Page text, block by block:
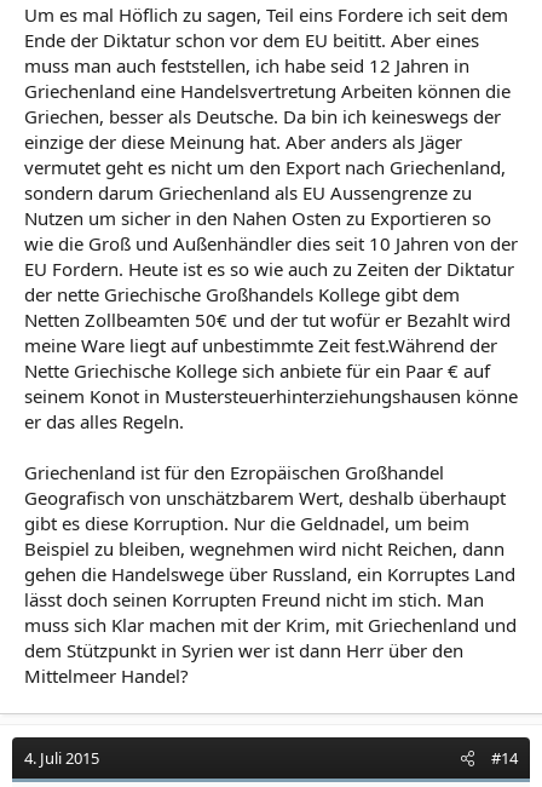
(Und das wäre ein relativ kleines Problem. Wenn die
Drachme wirklich kommt, und dann im Gegensatz zum
Euro stark abwertet, was glaubst du wie das den Export
von Griechenland ankurbelt. Von den Urlaubermassen,
die dann extrem billig in Urlaub fahren können, ganz zu
schweigen. Nur muss dann halt auch mal gearbeitet
werden, Produkte entwickelt werden, und vorallem, ein
gerechtes, korruptionsarmes System aufgebaut werden.
Da mangelt es nämlich, und zwar ganz extrem. Siehe
nur fehlende Sozialhilfe, 25% Ausgaben nur fürs
Rentensystem usw.)
Um es mal Höflich zu sagen, Teil eins Fordere ich seit dem
Ende der Diktatur schon vor dem EU beititt. Aber eines
muss man auch feststellen, ich habe seid 12 Jahren in
Griechenland eine Handelsvertretung Arbeiten können die
Griechen, besser als Deutsche. Da bin ich keineswegs der
einzige der diese Meinung hat. Aber anders als Jäger
vermutet geht es nicht um den Export nach Griechenland,
sondern darum Griechenland als EU Aussengrenze zu
Nutzen um sicher in den Nahen Osten zu Exportieren so
wie die Groß und Außenhändler dies seit 10 Jahren von der
EU Fordern. Heute ist es so wie auch zu Zeiten der Diktatur
der nette Griechische Großhandels Kollege gibt dem
Netten Zollbeamten 50€ und der tut wofür er Bezahlt wird
meine Ware liegt auf unbestimmte Zeit fest.Während der
Nette Griechische Kollege sich anbiete für ein Paar € auf
seinem Konot in Mustersteuerhinterziehungshausen könne
er das alles Regeln.
Griechenland ist für den Ezropäischen Großhandel
Geografisch von unschätzbarem Wert, deshalb überhaupt
gibt es diese Korruption. Nur die Geldnadel, um beim
Beispiel zu bleiben, wegnehmen wird nicht Reichen, dann
gehen die Handelswege über Russland, ein Korruptes Land
lässt doch seinen Korrupten Freund nicht im stich. Man
muss sich Klar machen mit der Krim, mit Griechenland und
dem Stützpunkt in Syrien wer ist dann Herr über den
Mittelmeer Handel?
4. Juli 2015 #14